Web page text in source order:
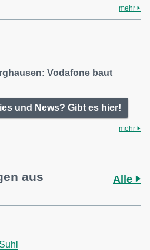
mehr
Vodafone baut
und News? Gibt es hier!
mehr
aus
Alle